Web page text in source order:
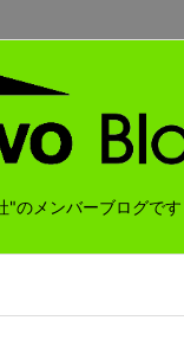
"のメンバーブログで